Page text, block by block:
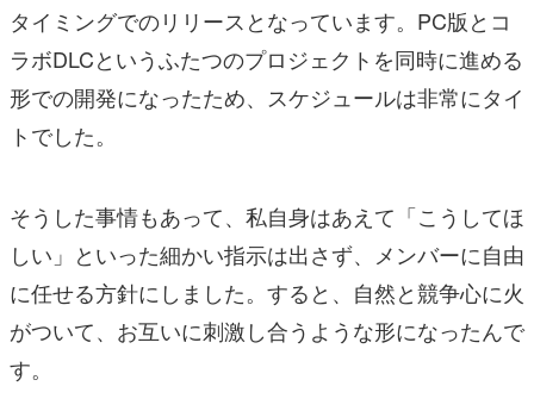
タイミングでのリリースとなっています。PC版とコ
ラボDLCというふたつのプロジェクトを同時に進める
形での開発になったため、スケジュールは非常にタイ
トでした。
そうした事情もあって、私自身はあえて「こうしてほ
しい」といった細かい指示は出さず、メンバーに自由
に任せる方針にしました。すると、自然と競争心に火
がついて、お互いに刺激し合うような形になったんで
す。